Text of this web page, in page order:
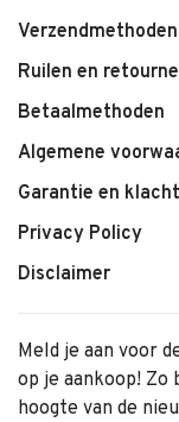
Verzendmethoden
Ruilen en
Betaalmethoden
Algemene
Garantie en
Privacy Policy
Disclaimer
Meld je aan voor
op je aankoop! Zo
hoogte van de